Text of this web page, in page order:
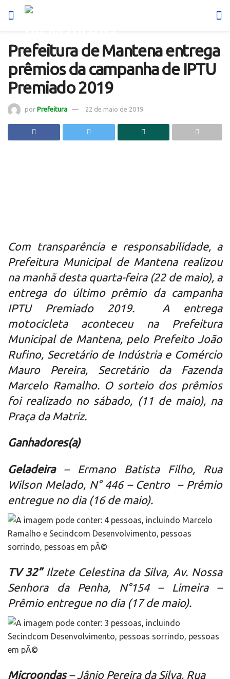
Prefeitura de Mantena entrega
prêmios da campanha de IPTU
Premiado 2019
por Prefeitura 22 de maio de 2019
Com transparência e responsabilidade, a
Prefeitura Municipal de Mantena realizou
na manhã desta quarta-feira (22 de maio), a
entrega do último prêmio da campanha
IPTU Premiado 2019. A entrega
motocicleta aconteceu na Prefeitura
Municipal de Mantena, pelo Prefeito João
Rufino, Secretário de Indústria e Comércio
Mauro Pereira, Secretário da Fazenda
Marcelo Ramalho. O sorteio dos prêmios
foi realizado no sábado, (11 de maio), na
Praça da Matriz.
Ganhadores(a)
Geladeira– Ermano Batista Filho, Rua
Wilson Melado, N° 446 – Centro – Prêmio
entregue no dia (16 de maio).
TV 32”Ilzete Celestina da Silva, Av. Nossa
Senhora da Penha, N°154 – Limeira –
Prêmio entregue no dia (17 de maio).
Microondas– Jânio Pereira da Silva, Rua